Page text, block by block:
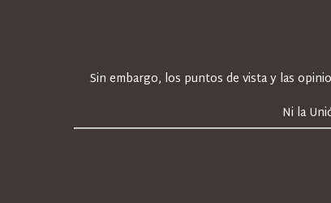
Sin embargo, los puntos de vista y las
Ni la